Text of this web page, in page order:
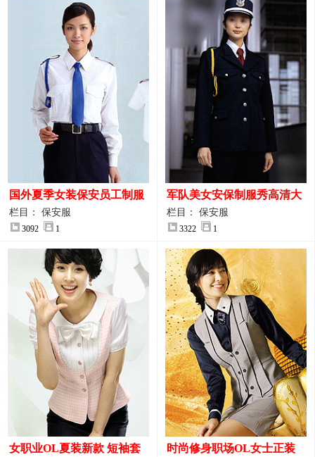
国外夏季女装保安员工制服
装大图
栏目： 保安服
3092 1
军队美女安保制服秀高清大
图
栏目： 保安服
3322 1
女职业OL夏装新款 短袖套
时尚修身职场OL女士正装